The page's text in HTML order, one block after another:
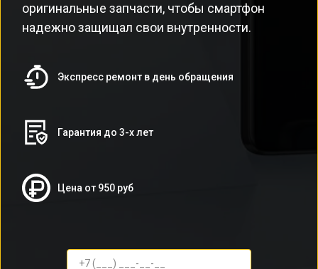
оригинальные запчасти, чтобы смартфон
надежно защищал свои внутренности.
Экспресс ремонт в день обращения
Гарантия до 3-х лет
Цена от 950 руб